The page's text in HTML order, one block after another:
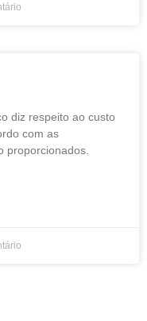
diz respeito ao custo
com as
proporcionados.